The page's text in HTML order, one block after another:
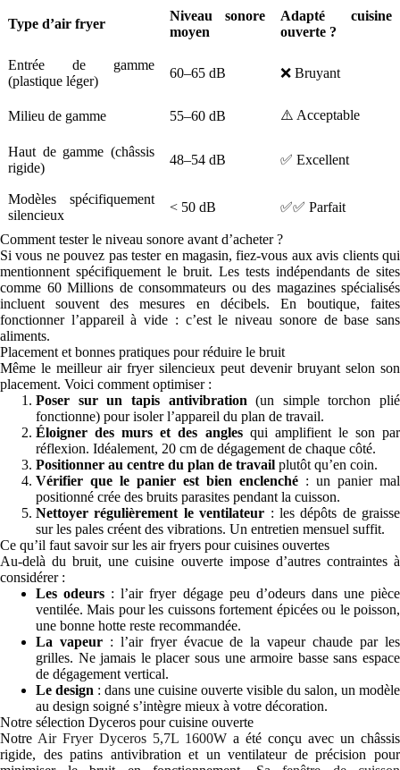
Type d’air fryer
Niveau sonore
moyen
Adapté cuisine
ouverte ?
Entrée de gamme
(plastique léger)
60–65 dB ❌ Bruyant
Milieu de gamme 55–60 dB ⚠️ Acceptable
Haut de gamme (châssis
rigide)
48–54 dB ✅ Excellent
Modèles spécifiquement
silencieux
< 50 dB ✅✅ Parfait
Comment tester le niveau sonore avant d’acheter ?
Si vous ne pouvez pas tester en magasin, fiez-vous aux avis clients qui
mentionnent spécifiquement le bruit. Les tests indépendants de sites
comme 60 Millions de consommateurs ou des magazines spécialisés
incluent souvent des mesures en décibels. En boutique, faites
fonctionner l’appareil à vide : c’est le niveau sonore de base sans
aliments.
Placement et bonnes pratiques pour réduire le bruit
Même le meilleur air fryer silencieux peut devenir bruyant selon son
placement. Voici comment optimiser :
Poser sur un tapis antivibration (un simple torchon plié
fonctionne) pour isoler l’appareil du plan de travail.
Éloigner des murs et des anglesqui amplifient le son par
réflexion. Idéalement, 20 cm de dégagement de chaque côté.
Positionner au centre du plan de travail plutôt qu’en coin.
Vérifier que le panier est bien enclenché : un panier mal
positionné crée des bruits parasites pendant la cuisson.
Nettoyer régulièrement le ventilateur : les dépôts de graisse
sur les pales créent des vibrations. Un entretien mensuel suffit.
Ce qu’il faut savoir sur les air fryers pour cuisines ouvertes
Au-delà du bruit, une cuisine ouverte impose d’autres contraintes à
considérer :
Les odeurs : l’air fryer dégage peu d’odeurs dans une pièce
ventilée. Mais pour les cuissons fortement épicées ou le poisson,
une bonne hotte reste recommandée.
La vapeur: l’air fryer évacue de la vapeur chaude par les
grilles. Ne jamais le placer sous une armoire basse sans espace
de dégagement vertical.
Le design : dans une cuisine ouverte visible du salon, un modèle
au design soigné s’intègre mieux à votre décoration.
Notre sélection Dyceros pour cuisine ouverte
Notre Air Fryer Dyceros 5,7L 1600W a été conçu avec un châssis
rigide, des patins antivibration et un ventilateur de précision pour